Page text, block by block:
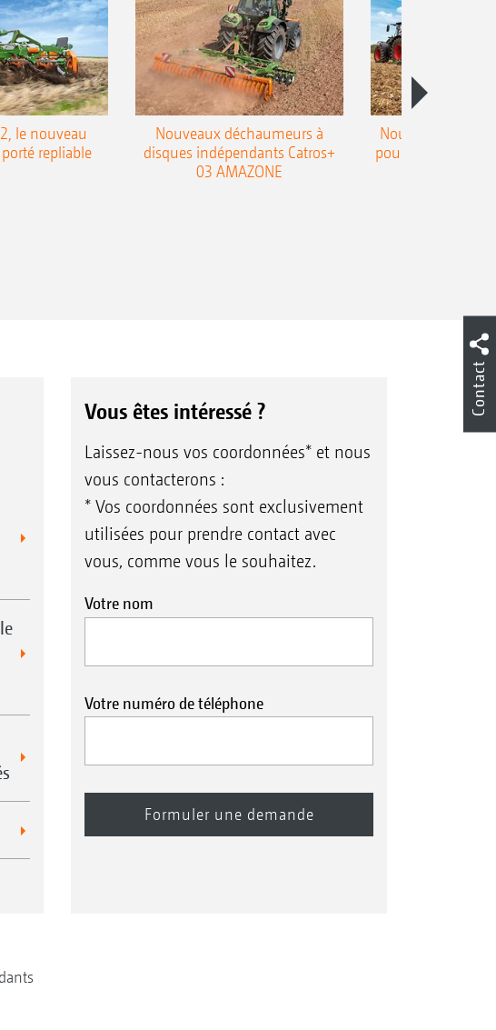
le nouveau
repliable
Nouveaux déchaumeurs à
disques indépendants Catros+
03 AMAZONE
Nouvelle double
pour le
Vous êtes intéressé ?
Laissez-nous vos coordonnées* et nous
vous contacterons :
* Vos coordonnées sont exclusivement
utilisées pour prendre contact avec
vous, comme vous le souhaitez.
Votre nom
Votre numéro de téléphone
Contact